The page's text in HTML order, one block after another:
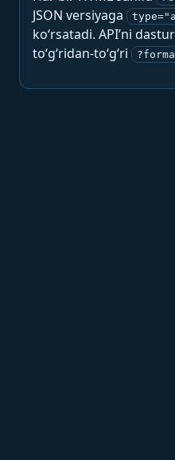
JSON versiyaga
ko‘rsatadi. API’ni
to‘g‘ridan-to‘g‘ri